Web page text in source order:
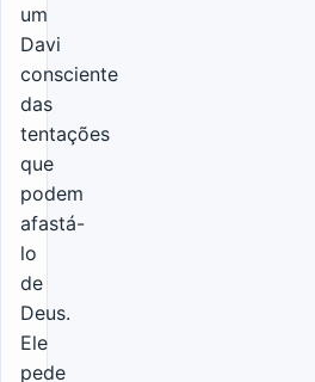
um
Davi
consciente
das
tentações
que
podem
afastá-
lo
de
Deus.
Ele
pede